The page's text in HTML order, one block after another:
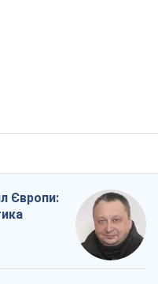
Європи: